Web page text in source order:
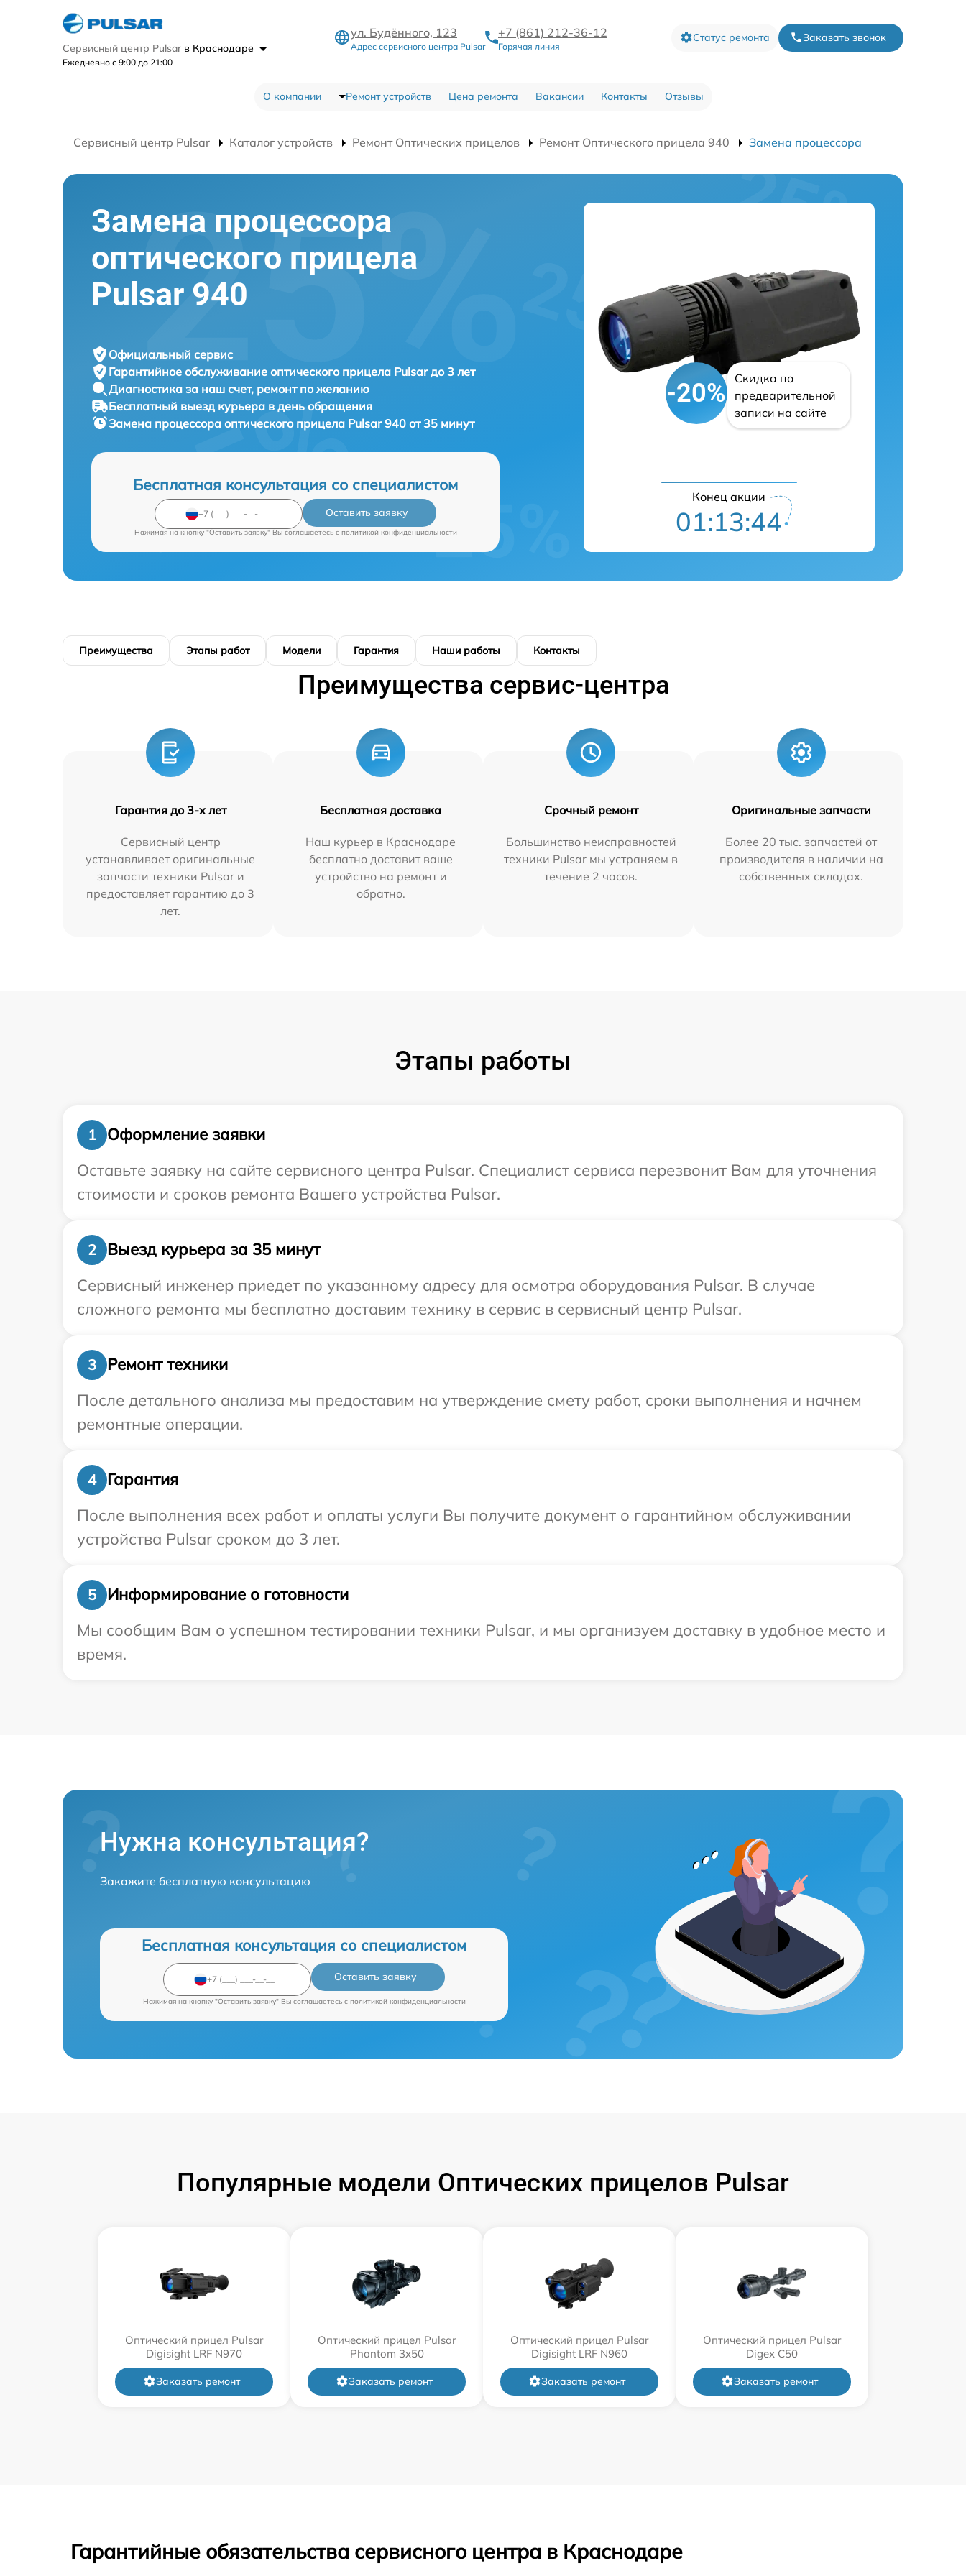
Сервисный центр Pulsar в Краснодаре
Ежедневно с 9:00 до 21:00
ул. Будённого, 123
Адрес сервисного центра Pulsar
+7 (861) 212-36-12
Горячая линия
Статус ремонта Заказать звонок
О компании Ремонт устройств Цена ремонта Вакансии Контакты Отзывы
Сервисный центр Pulsar Каталог устройств Ремонт Оптических прицелов Ремонт Оптического прицела 940 Замена процессора
Замена процессора
оптического прицела
Pulsar 940
Официальный сервис
Гарантийное обслуживание оптического прицела Pulsar до 3 лет
Диагностика за наш счет, ремонт по желанию
Бесплатный выезд курьера в день обращения
Замена процессора оптического прицела Pulsar 940 от 35 минут
Бесплатная консультация со специалистом
Оставить заявку
Нажимая на кнопку "Оставить заявку" Вы соглашаетесь c политикой конфиденциальности
-20%
Скидка по
предварительной
записи на сайте
Конец акции
01:13:43
Преимущества Этапы работ Модели Гарантия Наши работы Контакты
Преимущества сервис-центра
Гарантия до 3-х лет
Сервисный центр
устанавливает оригинальные
запчасти техники Pulsar и
предоставляет гарантию до 3
лет.
Бесплатная доставка
Наш курьер в Краснодаре
бесплатно доставит ваше
устройство на ремонт и
обратно.
Срочный ремонт
Большинство неисправностей
техники Pulsar мы устраняем в
течение 2 часов.
Оригинальные запчасти
Более 20 тыс. запчастей от
производителя в наличии на
собственных складах.
Этапы работы
1
Оформление заявки
Оставьте заявку на сайте сервисного центра Pulsar. Специалист сервиса перезвонит Вам для уточнения
стоимости и сроков ремонта Вашего устройства Pulsar.
2
Выезд курьера за 35 минут
Сервисный инженер приедет по указанному адресу для осмотра оборудования Pulsar. В случае
сложного ремонта мы бесплатно доставим технику в сервис в сервисный центр Pulsar.
3
Ремонт техники
После детального анализа мы предоставим на утверждение смету работ, сроки выполнения и начнем
ремонтные операции.
4
Гарантия
После выполнения всех работ и оплаты услуги Вы получите документ о гарантийном обслуживании
устройства Pulsar сроком до 3 лет.
5
Информирование о готовности
Мы сообщим Вам о успешном тестировании техники Pulsar, и мы организуем доставку в удобное место и
время.
Нужна консультация?
Закажите бесплатную консультацию
Бесплатная консультация со специалистом
Оставить заявку
Нажимая на кнопку "Оставить заявку" Вы соглашаетесь c политикой конфиденциальности
Популярные модели Оптических прицелов Pulsar
Оптический прицел Pulsar
Digisight LRF N970
Заказать ремонт
Оптический прицел Pulsar
Phantom 3x50
Заказать ремонт
Оптический прицел Pulsar
Digisight LRF N960
Заказать ремонт
Оптический прицел Pulsar
Digex C50
Заказать ремонт
Гарантийные обязательства сервисного центра в Краснодаре